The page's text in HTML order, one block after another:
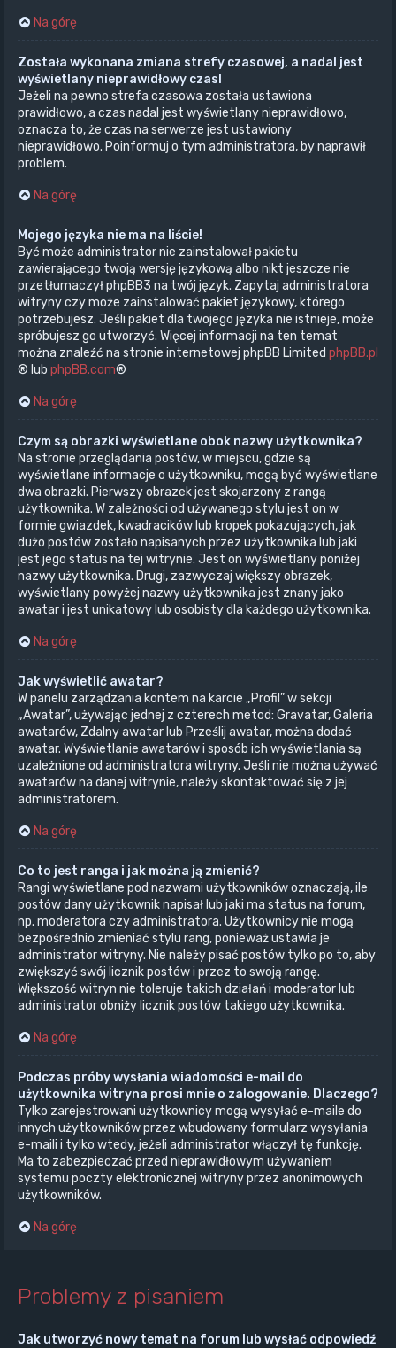
Na górę
Została wykonana zmiana strefy czasowej, a nadal jest
wyświetlany nieprawidłowy czas!
Jeżeli na pewno strefa czasowa została ustawiona
prawidłowo, a czas nadal jest wyświetlany nieprawidłowo,
oznacza to, że czas na serwerze jest ustawiony
nieprawidłowo. Poinformuj o tym administratora, by naprawił
problem.
Na górę
Mojego języka nie ma na liście!
Być może administrator nie zainstalował pakietu
zawierającego twoją wersję językową albo nikt jeszcze nie
przetłumaczył phpBB3 na twój język. Zapytaj administratora
witryny czy może zainstalować pakiet językowy, którego
potrzebujesz. Jeśli pakiet dla twojego języka nie istnieje, może
spróbujesz go utworzyć. Więcej informacji na ten temat
można znaleźć na stronie internetowej phpBB Limited phpBB.pl
® lub phpBB.com®
Na górę
Czym są obrazki wyświetlane obok nazwy użytkownika?
Na stronie przeglądania postów, w miejscu, gdzie są
wyświetlane informacje o użytkowniku, mogą być wyświetlane
dwa obrazki. Pierwszy obrazek jest skojarzony z rangą
użytkownika. W zależności od używanego stylu jest on w
formie gwiazdek, kwadracików lub kropek pokazujących, jak
dużo postów zostało napisanych przez użytkownika lub jaki
jest jego status na tej witrynie. Jest on wyświetlany poniżej
nazwy użytkownika. Drugi, zazwyczaj większy obrazek,
wyświetlany powyżej nazwy użytkownika jest znany jako
awatar i jest unikatowy lub osobisty dla każdego użytkownika.
Na górę
Jak wyświetlić awatar?
W panelu zarządzania kontem na karcie „Profil” w sekcji
„Awatar”, używając jednej z czterech metod: Gravatar, Galeria
awatarów, Zdalny awatar lub Prześlij awatar, można dodać
awatar. Wyświetlanie awatarów i sposób ich wyświetlania są
uzależnione od administratora witryny. Jeśli nie można używać
awatarów na danej witrynie, należy skontaktować się z jej
administratorem.
Na górę
Co to jest ranga i jak można ją zmienić?
Rangi wyświetlane pod nazwami użytkowników oznaczają, ile
postów dany użytkownik napisał lub jaki ma status na forum,
np. moderatora czy administratora. Użytkownicy nie mogą
bezpośrednio zmieniać stylu rang, ponieważ ustawia je
administrator witryny. Nie należy pisać postów tylko po to, aby
zwiększyć swój licznik postów i przez to swoją rangę.
Większość witryn nie toleruje takich działań i moderator lub
administrator obniży licznik postów takiego użytkownika.
Na górę
Podczas próby wysłania wiadomości e-mail do
użytkownika witryna prosi mnie o zalogowanie. Dlaczego?
Tylko zarejestrowani użytkownicy mogą wysyłać e-maile do
innych użytkowników przez wbudowany formularz wysyłania
e-maili i tylko wtedy, jeżeli administrator włączył tę funkcję.
Ma to zabezpieczać przed nieprawidłowym używaniem
systemu poczty elektronicznej witryny przez anonimowych
użytkowników.
Na górę
Problemy z pisaniem
Jak utworzyć nowy temat na forum lub wysłać odpowiedź